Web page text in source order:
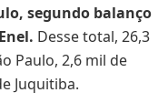
segundo balanço
Desse total, 26,3
Paulo, 2,6 mil de
Juquitiba.